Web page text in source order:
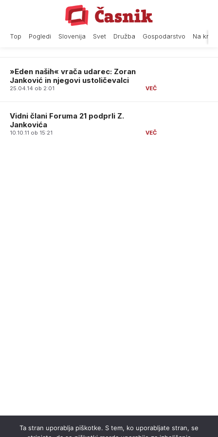
Top Pogledi Slovenija Svet Družba Gospodarstvo Na
»Eden naših« vrača udarec: Zoran
Janković in njegovi ustoličevalci
25.04.14 ob 2:01
Vidni člani Foruma 21 podprli Z.
Jankovića
10.10.11 ob 15:21
Ta stran uporablja piškotke. S tem, ko uporabljate stran, se